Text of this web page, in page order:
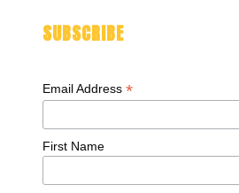
SUBSCRIBE
Email Address *
First Name